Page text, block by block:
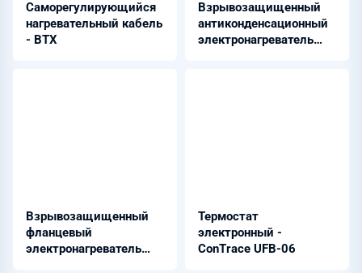
Саморегулирующийся
нагревательный кабель
- BTX
Взрывозащищенный
антиконденсационный
электронагреватель
Взрывозащищенный
фланцевый
электронагреватель
Термостат
электронный -
ConTrace UFB-06